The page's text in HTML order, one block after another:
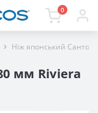
0
Ніж японський
мм Riviera